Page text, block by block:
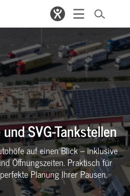
SVG-Tankstellen
auf einen Blick – inklusive
Öffnungszeiten. Praktisch für
Planung Ihrer Pausen.